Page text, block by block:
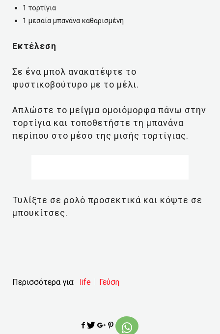
1 τορτίγια
1 μεσαία μπανάνα καθαρισμένη
Εκτέλεση
Σε ένα μπολ ανακατέψτε το
φυστικοβούτυρο με το μέλι.
Απλώστε το μείγμα ομοιόμορφα πάνω στην
τορτίγια και τοποθετήστε τη μπανάνα
περίπου στο μέσο της μισής τορτίγιας.
Τυλίξτε σε ρολό προσεκτικά και κόψτε σε
μπουκίτσες.
Περισσότερα για: life Γεύση